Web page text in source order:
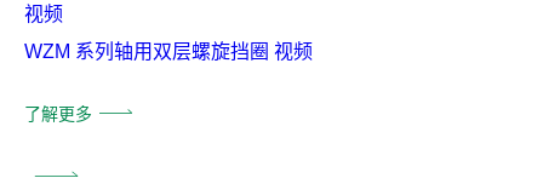
视频
WZM 系列轴用双层螺旋挡圈 视频
了解更多